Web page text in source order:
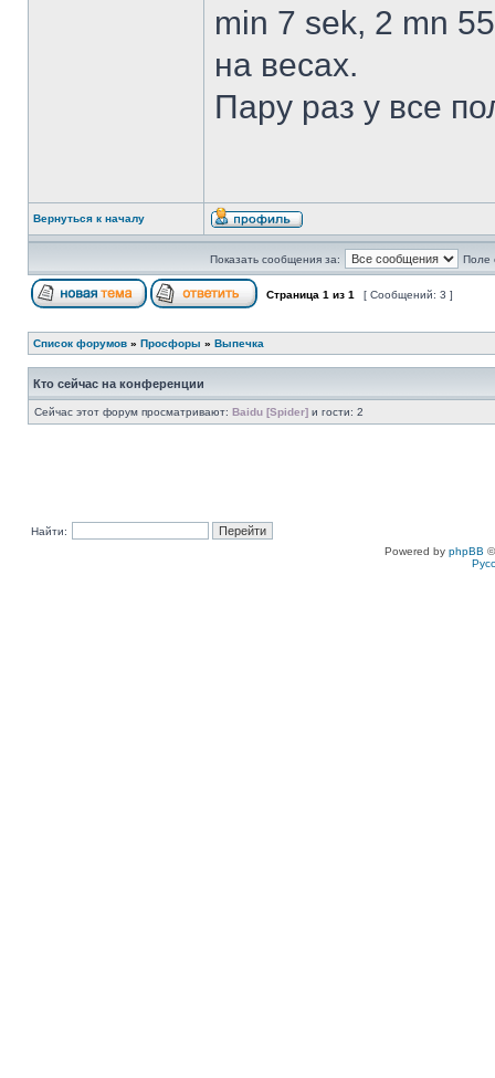
min 7 sek, 2 mn
на весах.
Пару раз у все
Вернуться к началу
Показать сообщения за: Поле
Страница 1 из 1 [ Сообщений: 3 ]
Список форумов » Просфоры » Выпечка
Кто сейчас на конференции
Сейчас этот форум просматривают: Baidu [Spider] и гости: 2
Найти:
Powered by phpBB